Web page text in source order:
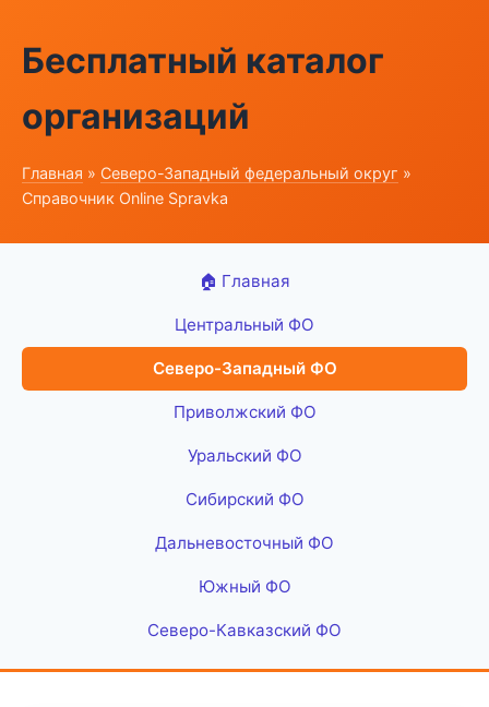
Бесплатный каталог
организаций
Главная » Северо-Западный федеральный округ »
Справочник Online Spravka
🏠 Главная
Центральный ФО
Северо-Западный ФО
Приволжский ФО
Уральский ФО
Сибирский ФО
Дальневосточный ФО
Южный ФО
Северо-Кавказский ФО